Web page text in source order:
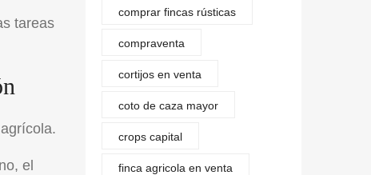
tareas
el
comprar fincas rústicas
compraventa
cortijos en venta
coto de caza mayor
crops capital
finca agricola en venta